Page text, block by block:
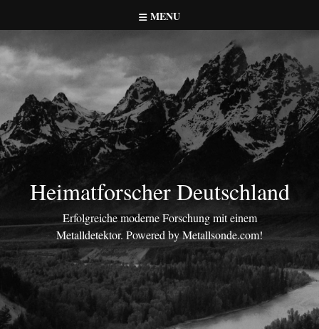
to
content
MENU
Heimatforscher Deutschland
Erfolgreiche moderne Forschung mit einem
Metalldetektor. Powered by Metallsonde.com!